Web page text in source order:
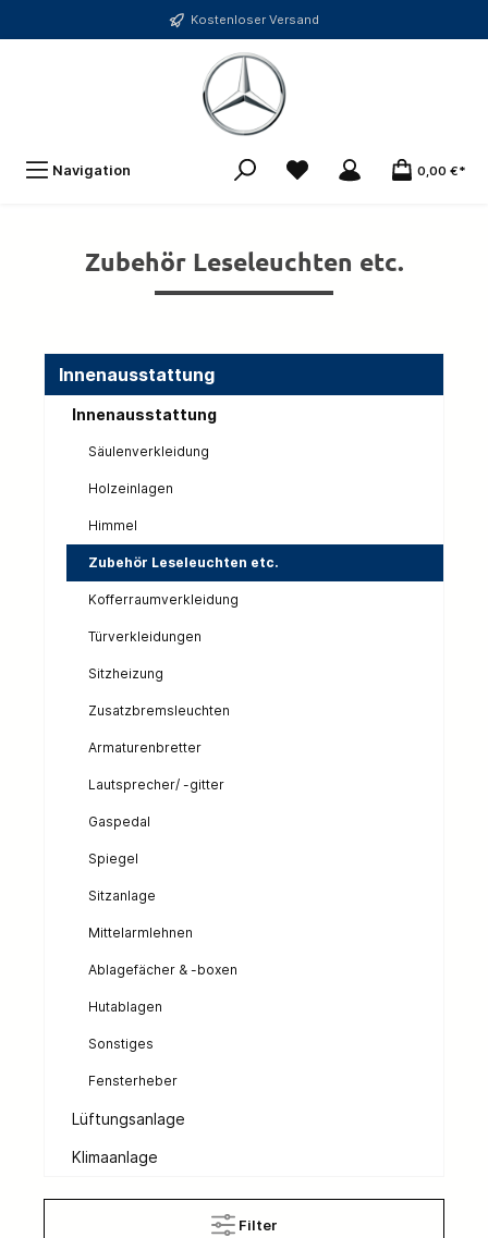
Kostenloser Versand
Navigation 0,00 €*
Zubehör Leseleuchten etc.
Innenausstattung
Innenausstattung
Säulenverkleidung
Holzeinlagen
Himmel
Zubehör Leseleuchten etc.
Kofferraumverkleidung
Türverkleidungen
Sitzheizung
Zusatzbremsleuchten
Armaturenbretter
Lautsprecher/ -gitter
Gaspedal
Spiegel
Sitzanlage
Mittelarmlehnen
Ablagefächer & -boxen
Hutablagen
Sonstiges
Fensterheber
Lüftungsanlage
Klimaanlage
Filter